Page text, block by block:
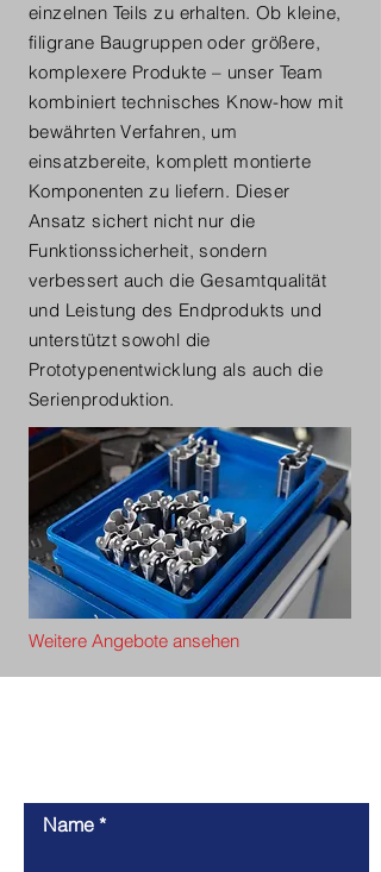
einzelnen Teils zu erhalten. Ob kleine,
filigrane Baugruppen oder größere,
komplexere Produkte – unser Team
kombiniert technisches Know-how mit
bewährten Verfahren, um
einsatzbereite, komplett montierte
Komponenten zu liefern. Dieser
Ansatz sichert nicht nur die
Funktionssicherheit, sondern
verbessert auch die Gesamtqualität
und Leistung des Endprodukts und
unterstützt sowohl die
Prototypenentwicklung als auch die
Serienproduktion.
Weitere Angebote ansehen
Name